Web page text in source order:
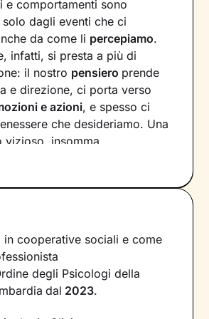
e comportamenti sono
dagli eventi che ci
da come li percepiamo.
infatti, si presta a più di
il nostro pensiero prende
e direzione, ci porta verso
e azioni, e spesso ci
che desideriamo. Una
insomma.
questo circuito,
cambiamento che porti a una
che lo generano.
quello di accompagnarti in
aiutandoti prima di tutto a
di tutto quello
in cooperative sociali e come
degli Psicologi della
dal 2023.